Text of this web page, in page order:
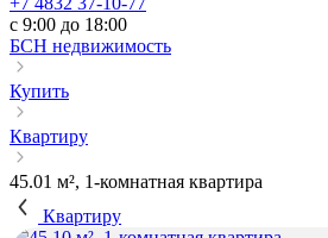
c 9:00 до 18:00
БСН недвижимость
Купить
Квартиру
45.01 м², 1-комнатная квартира
Квартиру